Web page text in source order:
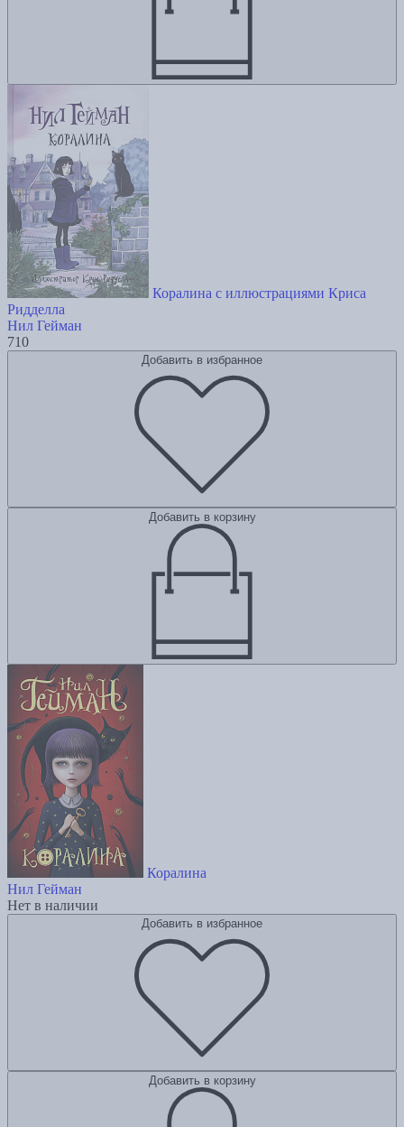
Коралина с иллюстрациями Криса
Ридделла
Нил Гейман
710
Добавить в избранное
Добавить в корзину
Коралина
Нил Гейман
Нет в наличии
Добавить в избранное
Добавить в корзину